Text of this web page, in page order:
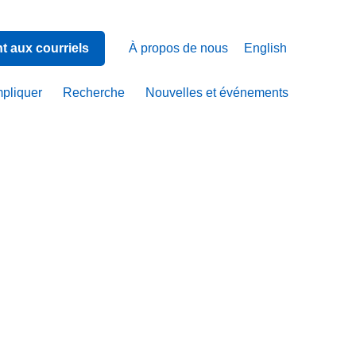
aux courriels À propos de nous English
Recherche Nouvelles et événements